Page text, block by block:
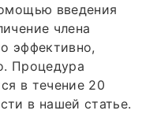
введения
члена
эффективно,
Процедура
в течение 20
в нашей статье.